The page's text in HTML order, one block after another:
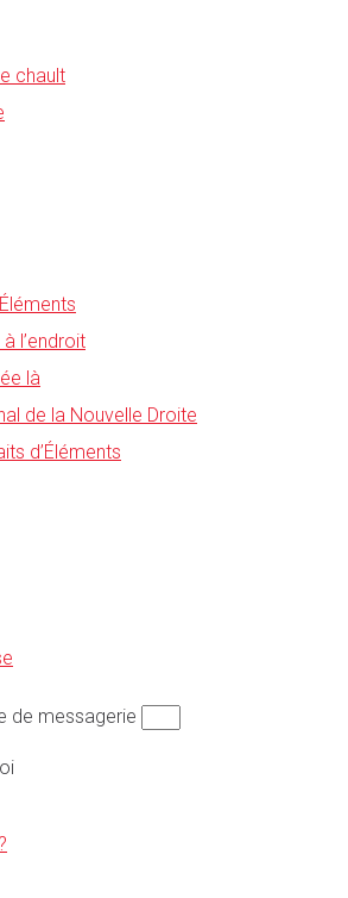
chault
l’endroit
là
de la Nouvelle Droite
d’Éléments
de messagerie